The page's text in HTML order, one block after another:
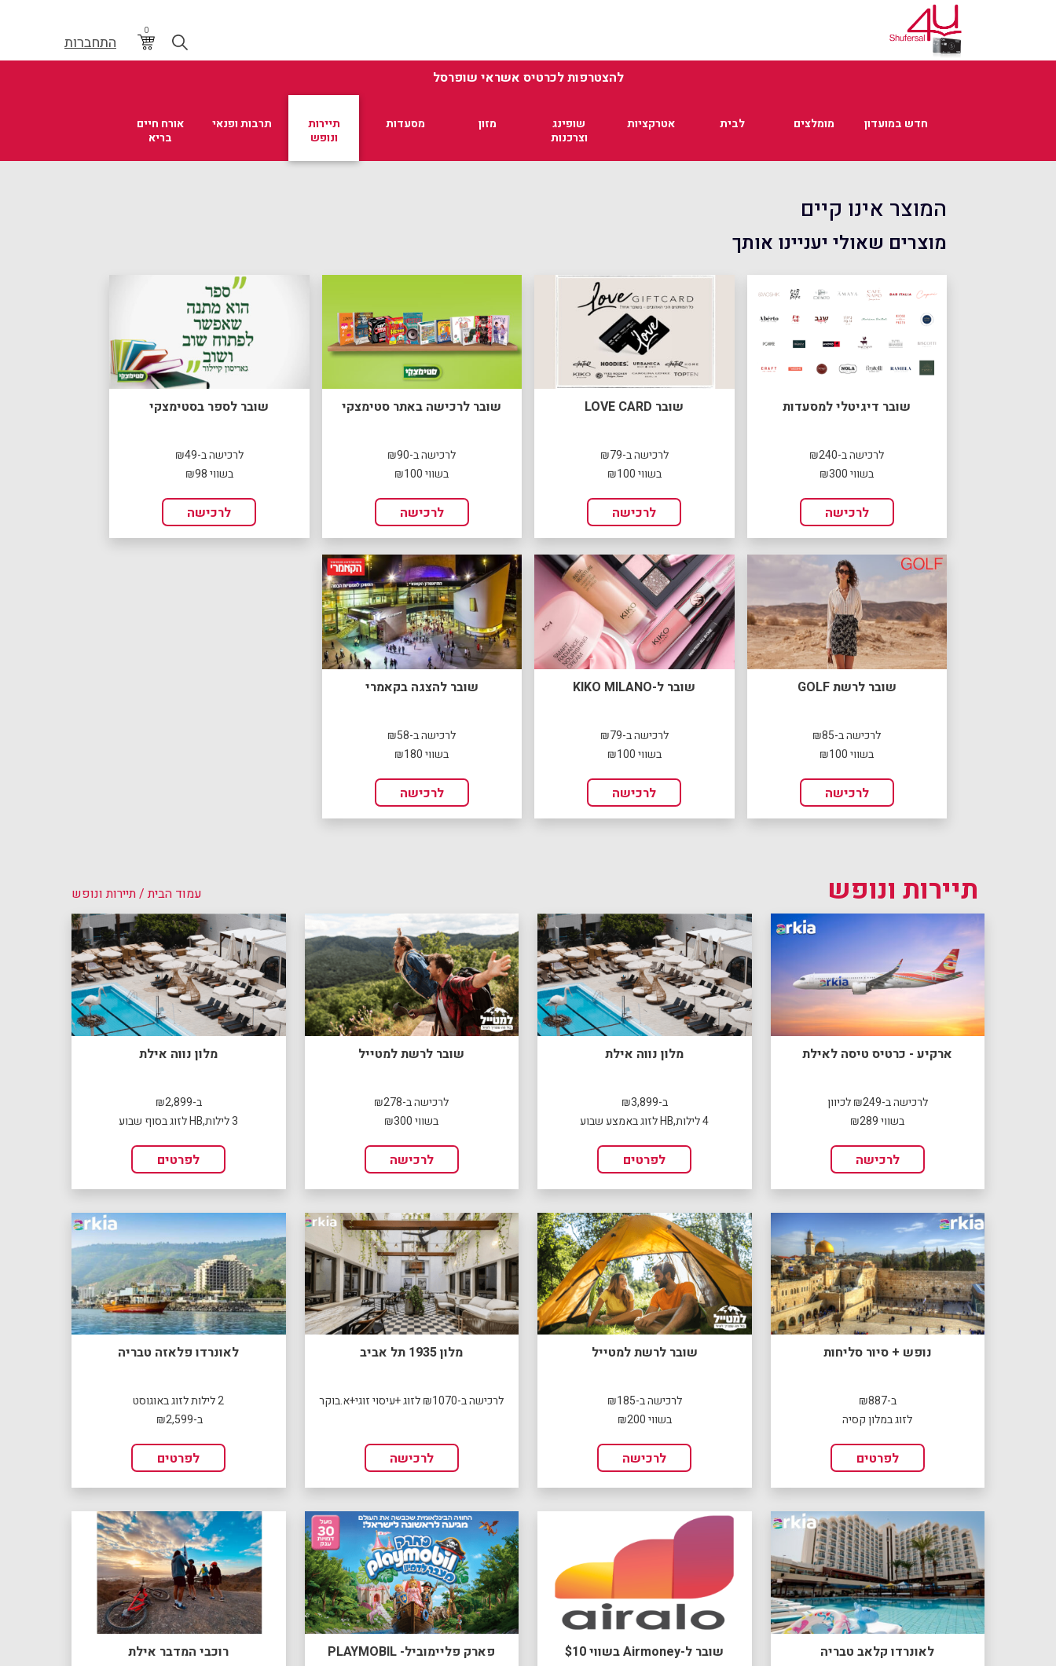
0
התחברות
להצטרפות לכרטיס אשראי שופרסל
חדש במועדון מומלצים לבית אטרקציות
שופינג
וצרכנות
מזון מסעדות
תיירות
ונופש
תרבות ופנאי
אורח חיים
בריא
המוצר אינו קיים
מוצרים שאולי יעניינו אותך
שובר דיגיטלי למסעדות
לרכישה ב-₪240
בשווי ₪300
לרכישה
שובר LOVE CARD
לרכישה ב-₪79
בשווי ₪100
לרכישה
שובר לרכישה באתר סטימצקי
לרכישה ב-₪90
בשווי ₪100
לרכישה
שובר לספר בסטימצקי
לרכישה ב-₪49
בשווי ₪98
לרכישה
שובר לרשת GOLF
לרכישה ב-₪85
בשווי ₪100
לרכישה
שובר ל-KIKO MILANO
לרכישה ב-₪79
בשווי ₪100
לרכישה
שובר להצגה בקאמרי
לרכישה ב-₪58
בשווי ₪180
לרכישה
עמוד הבית/ תיירות ונופש תיירות ונופש
ארקיע - כרטיס טיסה לאילת
לרכישה ב-₪249 לכיוון
בשווי ₪289
לרכישה
מלון נווה אילת
ב-₪3,899
4 לילות,HB לזוג באמצע שבוע
לפרטים
שובר לרשת למטייל
לרכישה ב-₪278
בשווי ₪300
לרכישה
מלון נווה אילת
ב-₪2,899
3 לילות,HB לזוג בסוף שבוע
לפרטים
נופש + סיור סליחות
ב-₪887
לזוג במלון קסיה
לפרטים
שובר לרשת למטייל
לרכישה ב-₪185
בשווי ₪200
לרכישה
מלון 1935 תל אביב
לרכישה ב-₪1070 לזוג +עיסוי זוגי+א.בוקר
לרכישה
לאונרדו פלאזה טבריה
2 לילות לזוג באוגוסט
ב-₪2,599
לפרטים
לאונרדו קלאב טבריה שובר ל-Airmoney בשווי $10 פארק פליימוביל- PLAYMOBIL רוכבי המדבר אילת